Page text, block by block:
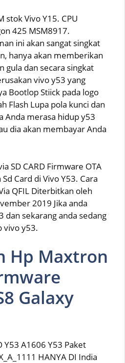
stok Vivo Y15. CPU
425 MSM8917.
ini akan sangat singkat
hanya akan memberikan
gula dan secara singkat
vivo y53 yang
Bootlop Stiick pada logo
Flash Lupa pola kunci dan
Anda merasa hidup y53
dia akan membayar Anda
SD CARD Firmware OTA
Card di Vivo Y53. Cara
QFIL Diterbitkan oleh
2019 Jika anda
dan sekarang anda sedang
vivo y53.
Hp Maxtron
Galaxy
Y53 A1606 Y53 Paket
HANYA DI India